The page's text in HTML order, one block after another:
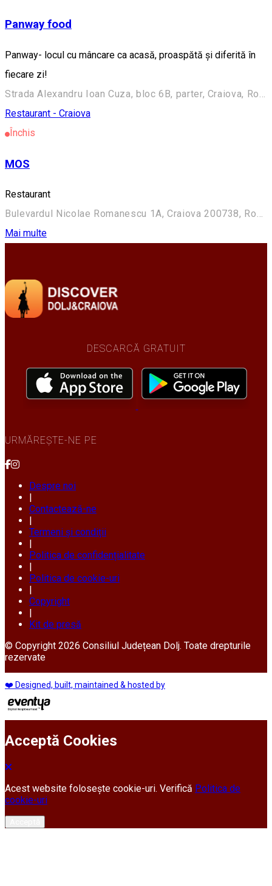
Panway food
Panway- locul cu mâncare ca acasă, proaspătă și diferită în
fiecare zi!
Strada Alexandru Ioan Cuza, bloc 6B, parter, Craiova, Romania
Restaurant - Craiova
Închis
MOS
Restaurant
Bulevardul Nicolae Romanescu 1A, Craiova 200738, Romania
Mai multe
DESCARCĂ GRATUIT
URMĂREȘTE-NE PE
Despre noi
|
Contactează-ne
|
Termeni și condiții
|
Politica de confidențialitate
|
Politica de cookie-uri
|
Copyright
|
Kit de presă
© Copyright 2026 Consiliul Județean Dolj. Toate drepturile
rezervate
❤️ Designed, built, maintained & hosted by
Acceptă Cookies
Acest website folosește cookie-uri. Verifică Politica de
cookie-uri